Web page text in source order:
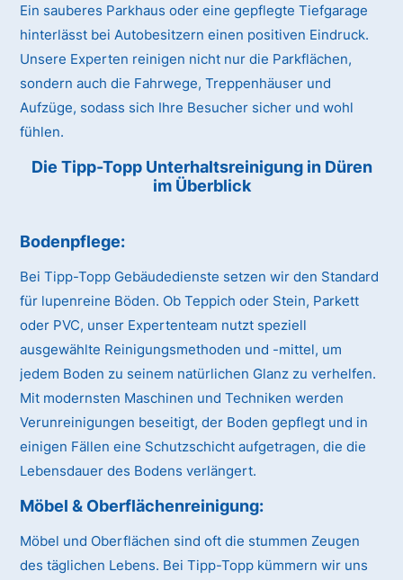
Ein sauberes Parkhaus oder eine gepflegte Tiefgarage
hinterlässt bei Autobesitzern einen positiven Eindruck.
Unsere Experten reinigen nicht nur die Parkflächen,
sondern auch die Fahrwege, Treppenhäuser und
Aufzüge, sodass sich Ihre Besucher sicher und wohl
fühlen.
Die Tipp-Topp Unterhaltsreinigung in Düren
im Überblick
Bodenpflege:
Bei Tipp-Topp Gebäudedienste setzen wir den Standard
für lupenreine Böden. Ob Teppich oder Stein, Parkett
oder PVC, unser Expertenteam nutzt speziell
ausgewählte Reinigungsmethoden und -mittel, um
jedem Boden zu seinem natürlichen Glanz zu verhelfen.
Mit modernsten Maschinen und Techniken werden
Verunreinigungen beseitigt, der Boden gepflegt und in
einigen Fällen eine Schutzschicht aufgetragen, die die
Lebensdauer des Bodens verlängert.
Möbel & Oberflächenreinigung:
Möbel und Oberflächen sind oft die stummen Zeugen
des täglichen Lebens. Bei Tipp-Topp kümmern wir uns